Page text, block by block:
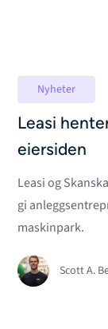
Nyheter
Leasi
eiersiden
Leasi og
gi
maskinpark.
Scott A.